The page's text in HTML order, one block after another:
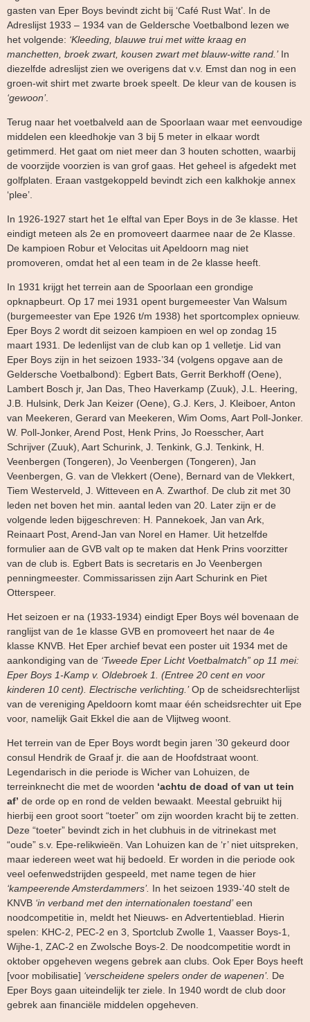
gasten van Eper Boys bevindt zicht bij ‘Café Rust Wat’. In de
Adreslijst 1933 – 1934 van de Geldersche Voetbalbond lezen we
het volgende: ‘Kleeding, blauwe trui met witte kraag en
manchetten, broek zwart, kousen zwart met blauw-witte rand.’In
diezelfde adreslijst zien we overigens dat v.v. Emst dan nog in een
groen-wit shirt met zwarte broek speelt. De kleur van de kousen is
‘gewoon’.
Terug naar het voetbalveld aan de Spoorlaan waar met eenvoudige
middelen een kleedhokje van 3 bij 5 meter in elkaar wordt
getimmerd. Het gaat om niet meer dan 3 houten schotten, waarbij
de voorzijde voorzien is van grof gaas. Het geheel is afgedekt met
golfplaten. Eraan vastgekoppeld bevindt zich een kalkhokje annex
‘plee’.
In 1926-1927 start het 1e elftal van Eper Boys in de 3e klasse. Het
eindigt meteen als 2e en promoveert daarmee naar de 2e Klasse.
De kampioen Robur et Velocitas uit Apeldoorn mag niet
promoveren, omdat het al een team in de 2e klasse heeft.
In 1931 krijgt het terrein aan de Spoorlaan een grondige
opknapbeurt. Op 17 mei 1931 opent burgemeester Van Walsum
(burgemeester van Epe 1926 t/m 1938) het sportcomplex opnieuw.
Eper Boys 2 wordt dit seizoen kampioen en wel op zondag 15
maart 1931. De ledenlijst van de club kan op 1 velletje. Lid van
Eper Boys zijn in het seizoen 1933-’34 (volgens opgave aan de
Geldersche Voetbalbond): Egbert Bats, Gerrit Berkhoff (Oene),
Lambert Bosch jr, Jan Das, Theo Haverkamp (Zuuk), J.L. Heering,
J.B. Hulsink, Derk Jan Keizer (Oene), G.J. Kers, J. Kleiboer, Anton
van Meekeren, Gerard van Meekeren, Wim Ooms, Aart Poll-Jonker.
W. Poll-Jonker, Arend Post, Henk Prins, Jo Roesscher, Aart
Schrijver (Zuuk), Aart Schurink, J. Tenkink, G.J. Tenkink, H.
Veenbergen (Tongeren), Jo Veenbergen (Tongeren), Jan
Veenbergen, G. van de Vlekkert (Oene), Bernard van de Vlekkert,
Tiem Westerveld, J. Witteveen en A. Zwarthof. De club zit met 30
leden net boven het min. aantal leden van 20. Later zijn er de
volgende leden bijgeschreven: H. Pannekoek, Jan van Ark,
Reinaart Post, Arend-Jan van Norel en Hamer. Uit hetzelfde
formulier aan de GVB valt op te maken dat Henk Prins voorzitter
van de club is. Egbert Bats is secretaris en Jo Veenbergen
penningmeester. Commissarissen zijn Aart Schurink en Piet
Otterspeer.
Het seizoen er na (1933-1934) eindigt Eper Boys wél bovenaan de
ranglijst van de 1e klasse GVB en promoveert het naar de 4e
klasse KNVB. Het Eper archief bevat een poster uit 1934 met de
aankondiging van de ‘Tweede Eper Licht Voetbalmatch” op 11 mei:
Eper Boys 1-Kamp v. Oldebroek 1. (Entree 20 cent en voor
kinderen 10 cent). Electrische verlichting.’Op de scheidsrechterlijst
van de vereniging Apeldoorn komt maar één scheidsrechter uit Epe
voor, namelijk Gait Ekkel die aan de Vlijtweg woont.
Het terrein van de Eper Boys wordt begin jaren ’30 gekeurd door
consul Hendrik de Graaf jr. die aan de Hoofdstraat woont.
Legendarisch in die periode is Wicher van Lohuizen, de
terreinknecht die met de woorden ‘achtu de doad of van ut tein
af’ de orde op en rond de velden bewaakt. Meestal gebruikt hij
hierbij een groot soort “toeter” om zijn woorden kracht bij te zetten.
Deze “toeter” bevindt zich in het clubhuis in de vitrinekast met
“oude” s.v. Epe-relikwieën. Van Lohuizen kan de ‘r’ niet uitspreken,
maar iedereen weet wat hij bedoeld. Er worden in die periode ook
veel oefenwedstrijden gespeeld, met name tegen de hier
‘kampeerende Amsterdammers’. In het seizoen 1939-’40 stelt de
KNVB ‘in verband met den internationalen toestand’een
noodcompetitie in, meldt het Nieuws- en Advertentieblad. Hierin
spelen: KHC-2, PEC-2 en 3, Sportclub Zwolle 1, Vaasser Boys-1,
Wijhe-1, ZAC-2 en Zwolsche Boys-2. De noodcompetitie wordt in
oktober opgeheven wegens gebrek aan clubs. Ook Eper Boys heeft
[voor mobilisatie] ‘verscheidene spelers onder de wapenen’. De
Eper Boys gaan uiteindelijk ter ziele. In 1940 wordt de club door
gebrek aan financiële middelen opgeheven.